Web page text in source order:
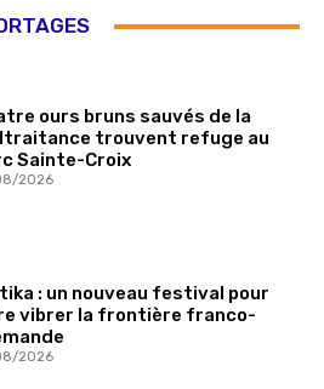
ours bruns sauvés de la
trouvent refuge au
Sainte-Croix
2026
: un nouveau festival pour
vibrer la frontière franco-
2026